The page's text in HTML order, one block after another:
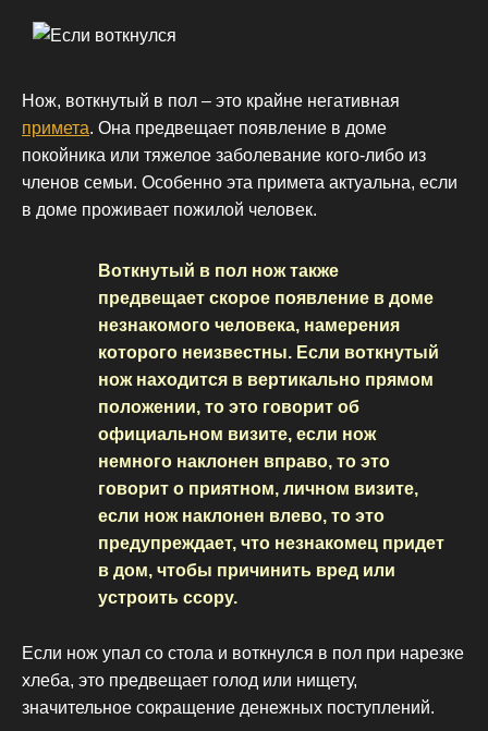
Нож, воткнутый в пол – это крайне негативная
примета. Она предвещает появление в доме
покойника или тяжелое заболевание кого-либо из
членов семьи. Особенно эта примета актуальна, если
в доме проживает пожилой человек.
Воткнутый в пол нож также
предвещает скорое появление в доме
незнакомого человека, намерения
которого неизвестны. Если воткнутый
нож находится в вертикально прямом
положении, то это говорит об
официальном визите, если нож
немного наклонен вправо, то это
говорит о приятном, личном визите,
если нож наклонен влево, то это
предупреждает, что незнакомец придет
в дом, чтобы причинить вред или
устроить ссору.
Если нож упал со стола и воткнулся в пол при нарезке
хлеба, это предвещает голод или нищету,
значительное сокращение денежных поступлений.